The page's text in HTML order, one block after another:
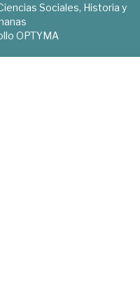
Sociales, Historia y
OPTYMA